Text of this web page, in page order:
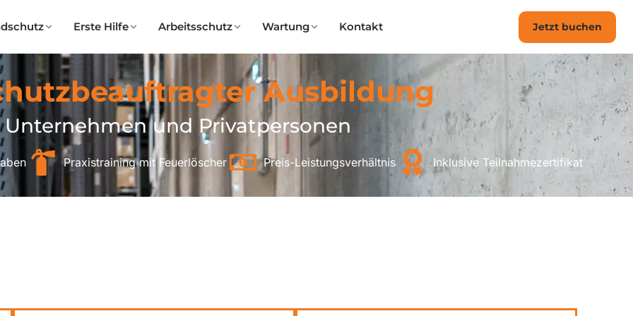
Erste Hilfe Arbeitsschutz Wartung Kontakt Jetzt buchen
Ausbildung
Unternehmen und Privatpersonen
Praxistraining mit Feuerlöscher Preis-Leistungsverhältnis Inklusive Teilnahmezertifikat